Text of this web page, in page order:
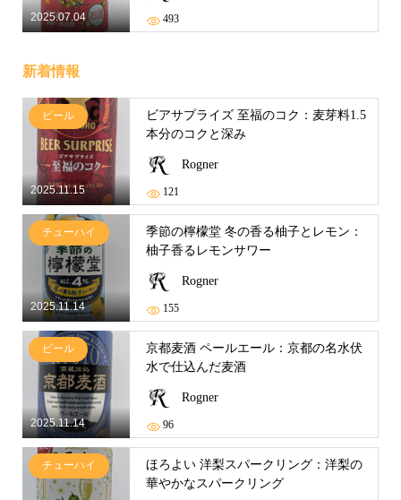
2025.07.04 493
新着情報
2025.11.15
ビール
ビアサプライズ 至福のコク：麦芽料1.5
本分のコクと深み
Rogner
121
2025.11.14
チューハイ
季節の檸檬堂 冬の香る柚子とレモン：
柚子香るレモンサワー
Rogner
155
2025.11.14
ビール
京都麦酒 ペールエール：京都の名水伏
水で仕込んだ麦酒
Rogner
96
チューハイ
ほろよい 洋梨スパークリング：洋梨の
華やかなスパークリング